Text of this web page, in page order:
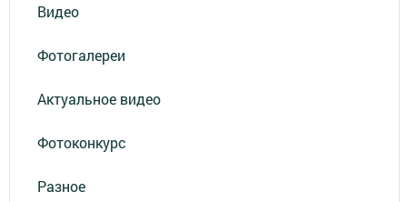
Видео
Фотогалереи
Актуальное видео
Фотоконкурс
Разное